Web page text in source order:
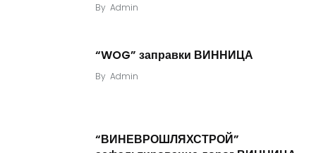
By Admin
“WOG” заправки ВИННИЦА
By Admin
“ВИНЕВРОШЛЯХСТРОЙ”